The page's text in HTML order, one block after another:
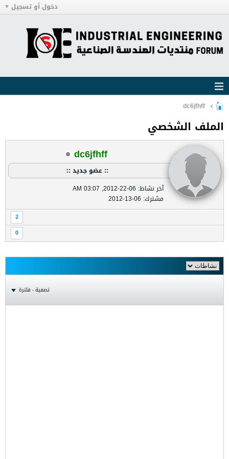
دخول أو تسجيل
الملف الشخصي
dc6jfhff
:: عضو جديد ::
آخر نشاط: 06-22-2012, 03:07 AM
مشترك: 06-13-2012
2
0
تصفية - فلترة